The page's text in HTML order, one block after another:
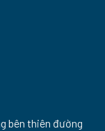
bên thiên đường